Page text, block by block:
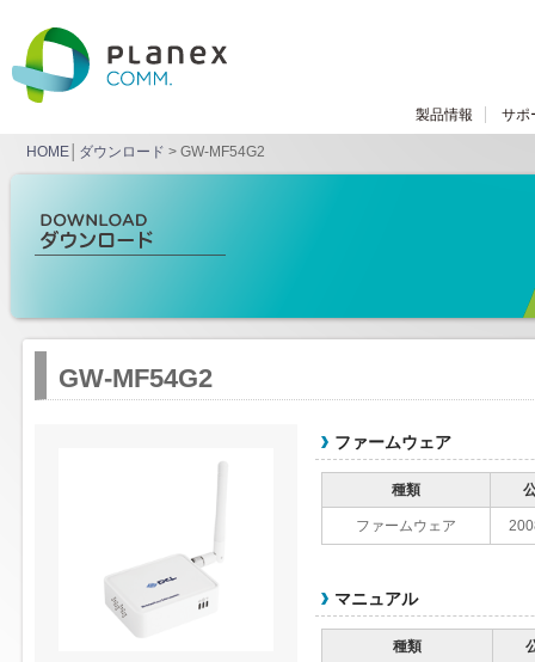
製品情報 サポ
HOME ダウンロード > GW-MF54G2
GW-MF54G2
ファームウェア
種類
ファームウェア
マニュアル
種類